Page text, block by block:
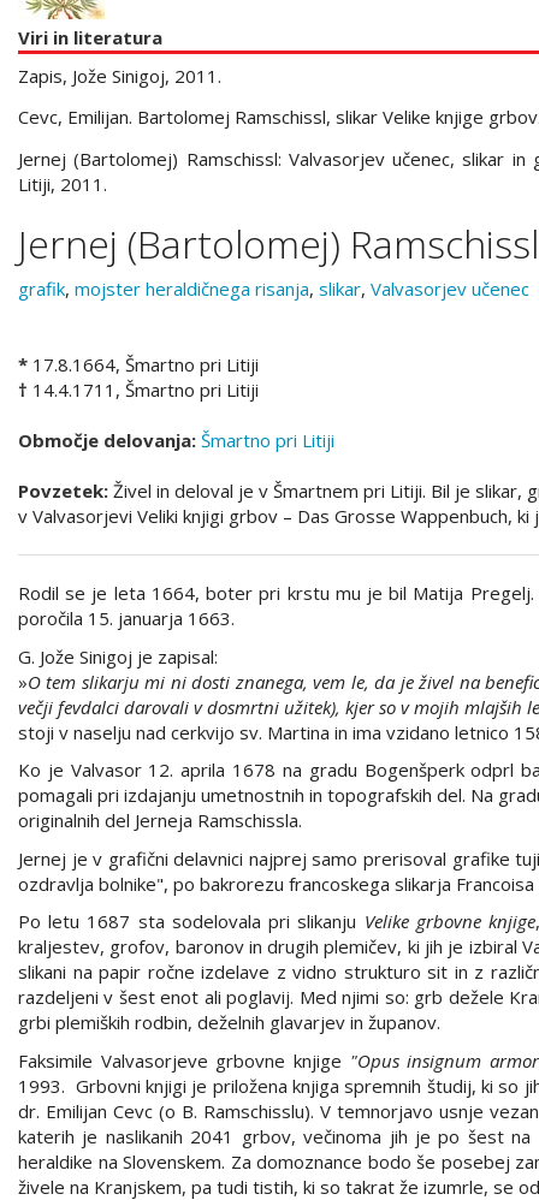
Viri in literatura
Zapis, Jože Sinigoj, 2011.
Cevc, Emilijan. Bartolomej Ramschissl, slikar Velike knjige
Jernej (Bartolomej) Ramschissl: Valvasorjev učenec, slikar
Litiji, 2011.
Jernej (Bartolomej) Ramschissl
grafik, mojster heraldičnega risanja, slikar, Valvasorjev učenec
* 17.8.1664, Šmartno pri Litiji
† 14.4.1711, Šmartno pri Litiji
Območje delovanja: Šmartno pri Litiji
Povzetek: Živel in deloval je v Šmartnem pri Litiji. Bil je slikar,
v Valvasorjevi Veliki knjigi grbov – Das Grosse Wappenbuch,
Rodil se je leta 1664, boter pri krstu mu je bil Matija Pregelj.
poročila 15. januarja 1663.
G. Jože Sinigoj je zapisal:
»O tem slikarju mi ni dosti znanega, vem le, da je živel na
večji fevdalci darovali v dosmrtni užitek), kjer so v mojih mlajših
stoji v naselju nad cerkvijo sv. Martina in ima vzidano letnico
Ko je Valvasor 12. aprila 1678 na gradu Bogenšperk odprl
pomagali pri izdajanju umetnostnih in topografskih del. Na
originalnih del Jerneja Ramschissla.
Jernej je v grafični delavnici najprej samo prerisoval grafike
ozdravlja bolnike", po bakrorezu francoskega slikarja
Po letu 1687 sta sodelovala pri slikanju Velike grbovne knjige
kraljestev, grofov, baronov in drugih plemičev, ki jih je izbiral
slikani na papir ročne izdelave z vidno strukturo sit in z
razdeljeni v šest enot ali poglavij. Med njimi so: grb dežele
grbi plemiških rodbin, deželnih glavarjev in županov.
Faksimile Valvasorjeve grbovne knjige "Opus insignum
1993. Grbovni knjigi je priložena knjiga spremnih študij, ki so
dr. Emilijan Cevc (o B. Ramschisslu). V temnorjavo usnje
katerih je naslikanih 2041 grbov, večinoma jih je po šest
heraldike na Slovenskem. Za domoznance bodo še posebej
živele na Kranjskem, pa tudi tistih, ki so takrat že izumrle, se